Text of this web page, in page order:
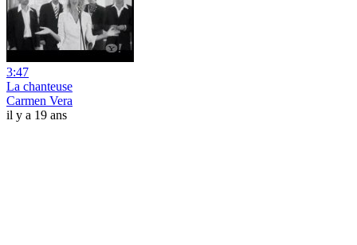
3:47
La chanteuse
Carmen Vera
il y a 19 ans